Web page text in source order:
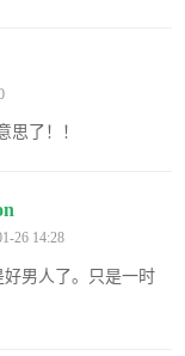
思了！！
26 14:28
好男人了。只是一时